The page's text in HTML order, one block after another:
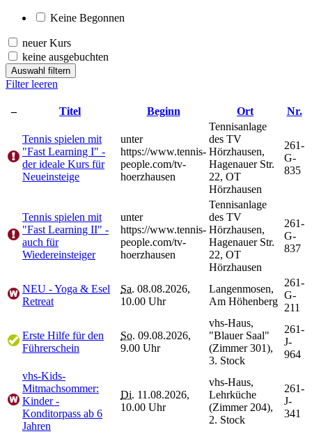
Keine Begonnen
neuer Kurs
keine ausgebuchten
Auswahl filtern
Filter leeren
– Titel Beginn Ort Nr.
Tennis spielen mit
"Fast Learning I" -
der ideale Kurs für
Neueinsteige
unter
https://www.tennis-
people.com/tv-
hoerzhausen
Tennisanlage
des TV
Hörzhausen,
Hagenauer Str.
22, OT
Hörzhausen
261-
G-
835
Tennis spielen mit
"Fast Learning II" -
auch für
Wiedereinsteiger
unter
https://www.tennis-
people.com/tv-
hoerzhausen
Tennisanlage
des TV
Hörzhausen,
Hagenauer Str.
22, OT
Hörzhausen
261-
G-
837
NEU - Yoga & Esel
Retreat
Sa. 08.08.2026,
10.00 Uhr
Langenmosen,
Am Höhenberg
261-
G-
211
Erste Hilfe für den
Führerschein
So. 09.08.2026,
9.00 Uhr
vhs-Haus,
"Blauer Saal"
(Zimmer 301),
3. Stock
261-
J-
964
vhs-Kids-
Mitmachsommer:
Kinder -
Konditorpass ab 6
Jahren
Di. 11.08.2026,
10.00 Uhr
vhs-Haus,
Lehrküche
(Zimmer 204),
2. Stock
261-
J-
341